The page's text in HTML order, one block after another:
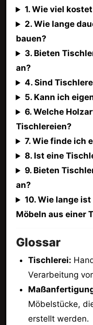
1. Wie viel
2. Wie lange
bauen?
3. Bieten
an?
4. Sind
5. Kann ich
6. Welche
Tischlereien?
7. Wie finde ich
8. Ist eine
9. Bieten
an?
10. Wie lange
Möbeln aus einer
Glossar
Tischlerei:
Verarbeitung
Möbelstücke,
erstellt werden.